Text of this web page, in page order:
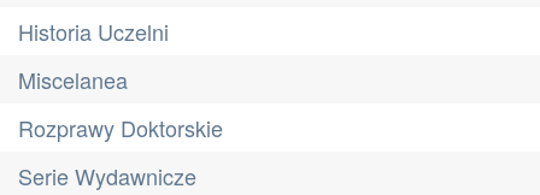
Historia Uczelni
Miscelanea
Rozprawy Doktorskie
Serie Wydawnicze